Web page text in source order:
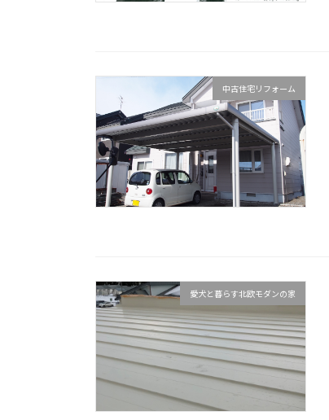
中古住宅リフォーム
愛犬と暮らす北欧モダンの家